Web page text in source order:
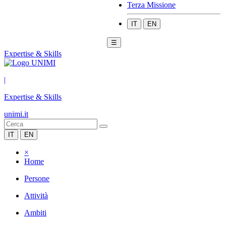
Terza Missione
IT EN
☰
Expertise & Skills
|
Expertise & Skills
unimi.it
IT EN
×
Home
Persone
Attività
Ambiti